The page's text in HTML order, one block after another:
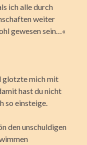
ich alle durch
weiter
gewesen sein…«
glotzte mich mit
hast du nicht
so einsteige.
den unschuldigen